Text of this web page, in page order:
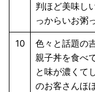
判ほど美味し
っからいお粥
10
色々と話題の
親子丼を食べ
と味が濃くて
のお客さんほ